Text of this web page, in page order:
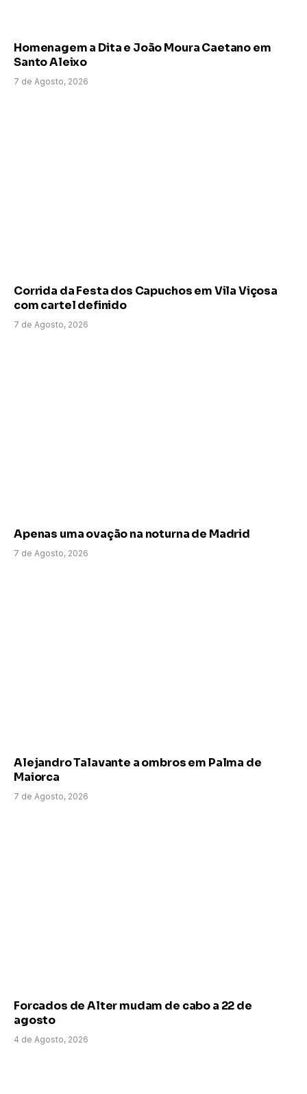
Homenagem a Dita e João Moura Caetano em
Santo Aleixo
7 de Agosto, 2026
Corrida da Festa dos Capuchos em Vila Viçosa
com cartel definido
7 de Agosto, 2026
Apenas uma ovação na noturna de Madrid
7 de Agosto, 2026
Alejandro Talavante a ombros em Palma de
Maiorca
7 de Agosto, 2026
Forcados de Alter mudam de cabo a 22 de
agosto
4 de Agosto, 2026